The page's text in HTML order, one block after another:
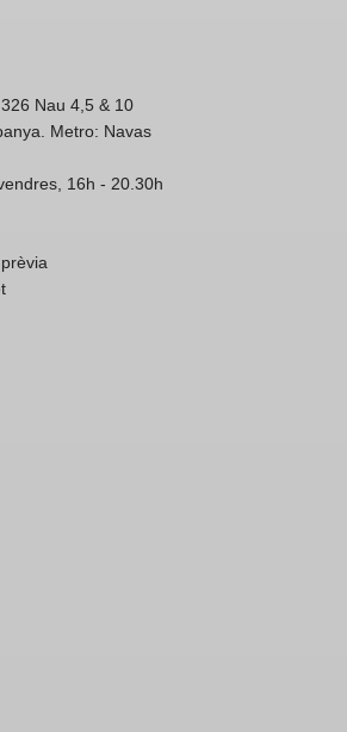
Nau 4,5 & 10
Metro: Navas
16h - 20.30h